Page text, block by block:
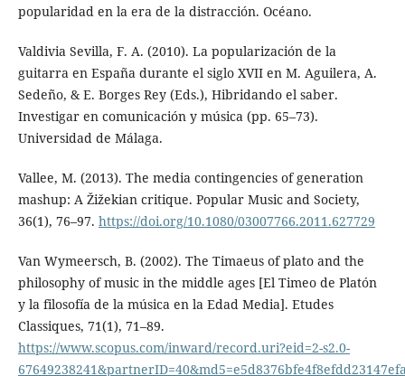
popularidad en la era de la distracción. Océano.
Valdivia Sevilla, F. A. (2010). La popularización de la
guitarra en España durante el siglo XVII en M. Aguilera, A.
Sedeño, & E. Borges Rey (Eds.), Hibridando el saber.
Investigar en comunicación y música (pp. 65–73).
Universidad de Málaga.
Vallee, M. (2013). The media contingencies of generation
mashup: A Žižekian critique. Popular Music and Society,
36(1), 76–97. https://doi.org/10.1080/03007766.2011.627729
Van Wymeersch, B. (2002). The Timaeus of plato and the
philosophy of music in the middle ages [El Timeo de Platón
y la filosofía de la música en la Edad Media]. Etudes
Classiques, 71(1), 71–89.
https://www.scopus.com/inward/record.uri?eid=2-s2.0-